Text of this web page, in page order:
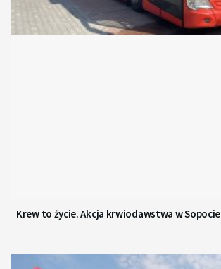
Krew to życie. Akcja krwiodawstwa w Sopocie